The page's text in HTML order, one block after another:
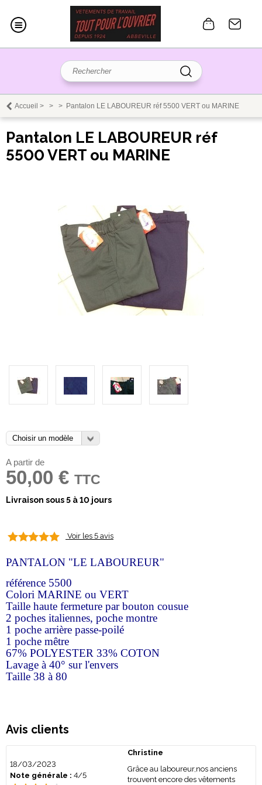
Accueil > > > Pantalon LE LABOUREUR réf 5500 VERT ou MARINE
Pantalon LE LABOUREUR réf
5500 VERT ou MARINE
A partir de
50,00 € TTC
Livraison sous 5 à 10 jours
Voir les 5 avis
PANTALON "LE LABOUREUR"
référence 5500
Colori MARINE ou VERT
Taille haute fermeture par bouton cousue
2 poches italiennes, poche montre
1 poche arrière passe-poilé
1 poche mêtre
67% POLYESTER 33% COTON
Lavage à 40° sur l'envers
Taille 38 à 80
Avis clients
18/03/2023
Note générale : 4/5
Christine
Grâce au laboureur,nos anciens
trouvent encore des vêtements